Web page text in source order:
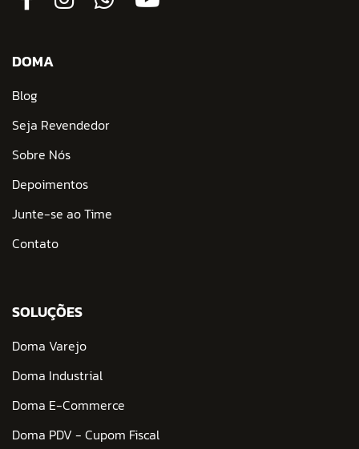
DOMA
Blog
Seja Revendedor
Sobre Nós
Depoimentos
Junte-se ao Time
Contato
SOLUÇÕES
Doma Varejo
Doma Industrial
Doma E-Commerce
Doma PDV - Cupom Fiscal